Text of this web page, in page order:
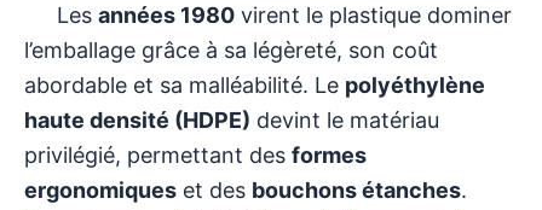
Lesannées 1980 virent le plastique dominer
l’emballage grâce à sa légèreté, son coût
abordable et sa malléabilité. Le polyéthylène
haute densité (HDPE) devint le matériau
privilégié, permettant des formes
ergonomiques et des bouchons étanches.